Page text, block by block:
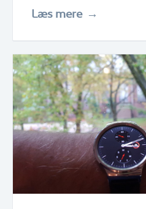
Læs mere